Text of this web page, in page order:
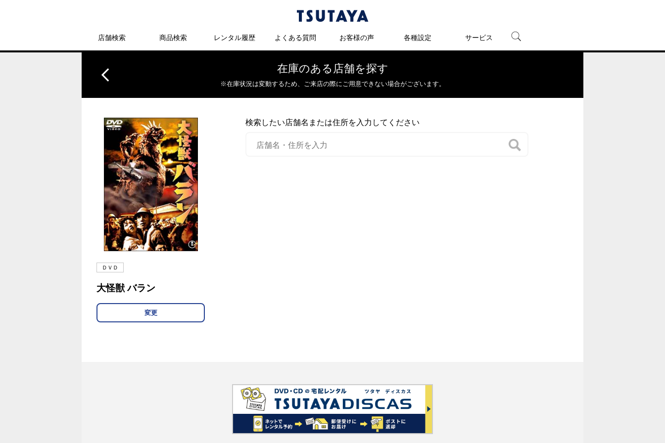
店舗検索 商品検索 レンタル履歴 よくある質問 お客様の声 各種設定 サービス
在庫のある店舗を探す
※在庫状況は変動するため、 ご来店の際にご用意できない場合がございます。
ＤＶＤ
大怪獣 バラン
変更
検索したい店舗名または住所を入力してください